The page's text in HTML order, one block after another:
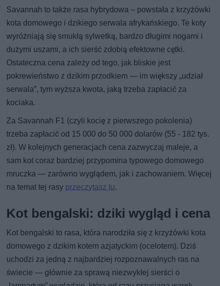
Savannah to także rasa hybrydowa – powstała z krzyżówki
kota domowego i dzikiego serwala afrykańskiego. Te koty
wyróżniają się smukłą sylwetką, bardzo długimi nogami i
dużymi uszami, a ich sierść zdobią efektowne cętki.
Ostateczna cena zależy od tego, jak bliskie jest
pokrewieństwo z dzikim przodkiem — im większy „udział
serwala”, tym wyższa kwota, jaką trzeba zapłacić za
kociaka.
Za Savannah F1 (czyli kocię z pierwszego pokolenia)
trzeba zapłacić od 15 000 do 50 000 dolarów (55 - 182 tys.
zł). W kolejnych generacjach cena zazwyczaj maleje, a
sam kot coraz bardziej przypomina typowego domowego
mruczka — zarówno wyglądem, jak i zachowaniem. Więcej
na temat tej rasy przeczytasz tu.
Kot bengalski: dziki wygląd i cena
Kot bengalski to rasa, która narodziła się z krzyżówki kota
domowego z dzikim kotem azjatyckim (ocelotem). Dziś
uchodzi za jedną z najbardziej rozpoznawalnych ras na
świecie — głównie za sprawą niezwykłej sierści o